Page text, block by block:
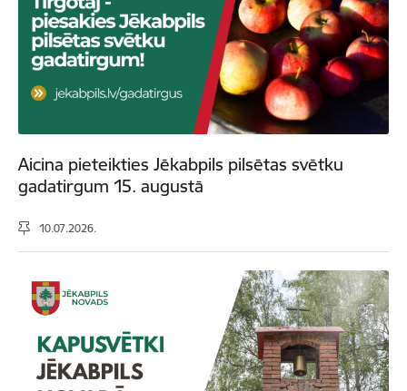
Aicina pieteikties Jēkabpils pilsētas svētku
gadatirgum 15. augustā
10.07.2026.